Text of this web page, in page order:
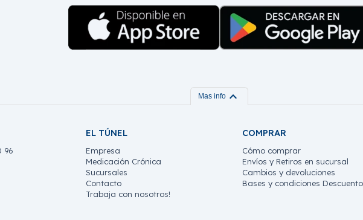
Mas info expand_more
96
EL TÚNEL
Empresa
Medicación Crónica
Sucursales
Contacto
Trabaja con nosotros!
COMPRAR
Cómo comprar
Envíos y Retiros en sucursal
Cambios y devoluciones
Bases y condiciones